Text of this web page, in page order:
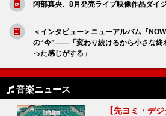
阿部真央、8月発売ライブ映像作品ダイ
＜インタビュー＞ニューアルバム『
の“今”――「変わり続けるから小さな終
った感じがする」
音楽ニュース
【先ヨミ・デ